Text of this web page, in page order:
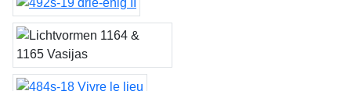
drie-enig II
Vasijas groep